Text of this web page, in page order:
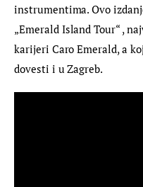
instrumentima. Ovo
„Emerald Island Tour“ ,
karijeri Caro Emerald, a
dovesti i u Zagreb.